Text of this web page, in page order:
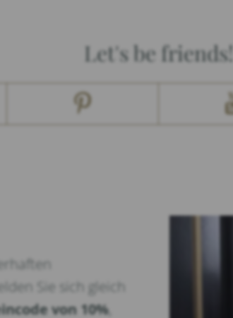
Let's be friends!
Sie sich gleich
von 10%,